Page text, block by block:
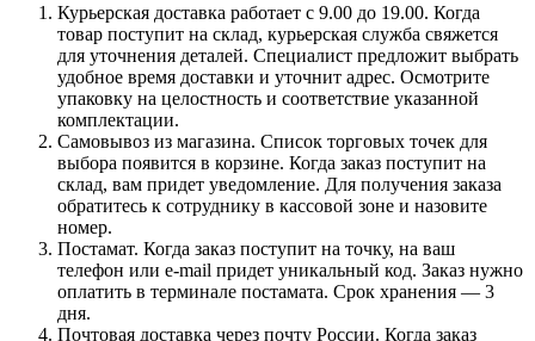
Курьерская доставка работает с 9.00 до 19.00. Когда
товар поступит на склад, курьерская служба свяжется
для уточнения деталей. Специалист предложит выбрать
удобное время доставки и уточнит адрес. Осмотрите
упаковку на целостность и соответствие указанной
комплектации.
Самовывоз из магазина. Список торговых точек для
выбора появится в корзине. Когда заказ поступит на
склад, вам придет уведомление. Для получения заказа
обратитесь к сотруднику в кассовой зоне и назовите
номер.
Постамат. Когда заказ поступит на точку, на ваш
телефон или e-mail придет уникальный код. Заказ нужно
оплатить в терминале постамата. Срок хранения — 3
дня.
Почтовая доставка через почту России. Когда заказ